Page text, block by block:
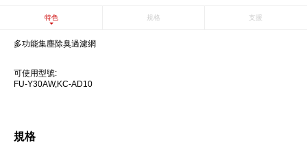
特色 規格 支援
多功能集塵除臭過濾網
可使用型號:
FU-Y30AW,KC-AD10
規格